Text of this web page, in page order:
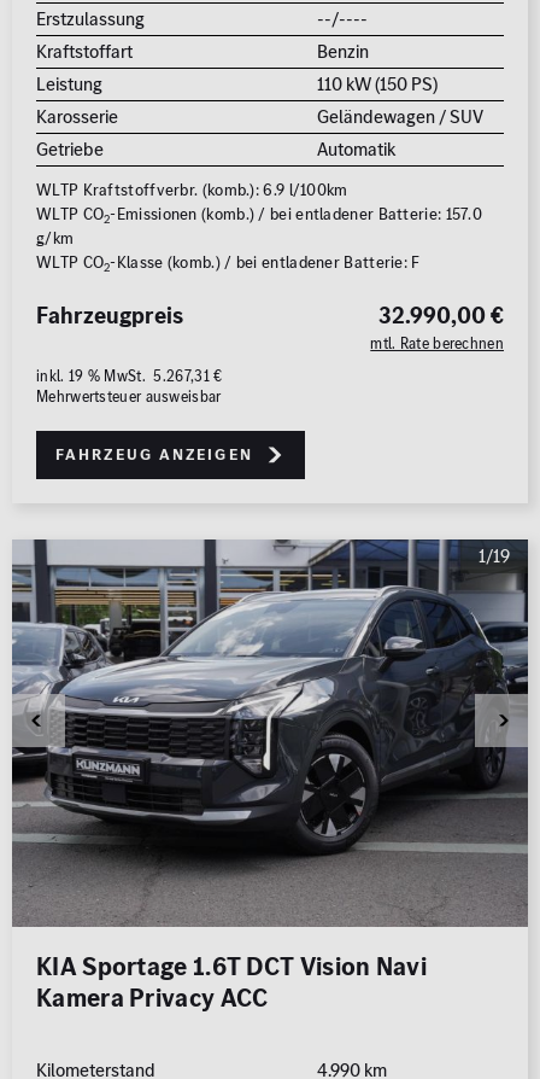
Erstzulassung
--/----
Kraftstoffart
Benzin
Leistung
110 kW (150 PS)
Karosserie
Geländewagen / SUV
Getriebe
Automatik
WLTP Kraftstoffverbr. (komb.): 6.9 l/100km
WLTP CO2-Emissionen (komb.) / bei entladener Batterie: 157.0
g/km
WLTP CO2-Klasse (komb.) / bei entladener Batterie: F
32.990,00 €
mtl. Rate berechnen
Fahrzeugpreis
inkl. 19 % MwSt. 5.267,31 €
Mehrwertsteuer ausweisbar
Fahrzeug anzeigen
1/19
KIA Sportage 1.6T DCT Vision Navi
Kamera Privacy ACC
Kilometerstand 4.990 km